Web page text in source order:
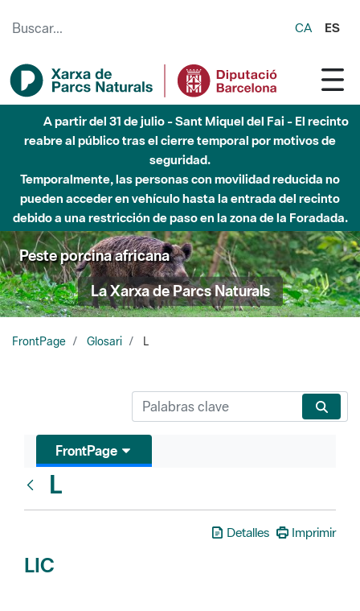
CA ES
A partir del 31 de julio - Sant Miquel del Fai - El recinto
reabre al público tras el cierre temporal por motivos de
seguridad.
Temporalmente, las personas con movilidad reducida no
pueden acceder en vehículo hasta la entrada del recinto
debido a una restricción de paso en la zona de la Foradada.
Peste porcina africana
La Xarxa de Parcs Naturals
FrontPage Glosari L
FrontPage
L
Detalles Imprimir
LIC